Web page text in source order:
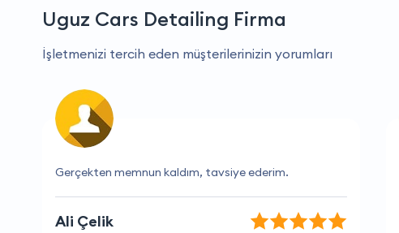
Uguz Cars Detailing Firma
İşletmenizi tercih eden müşterilerinizin yorumları
Firma çok güvenilir.
Ferhat Taş